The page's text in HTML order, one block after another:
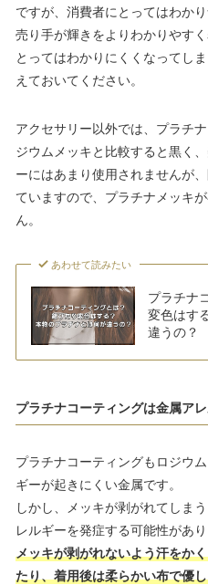
ですが、消費者にとってはわかり
売り手が輝きをよりわかりやす
とってはわかりにくくなってし
えておいてください。
アクセサリー以外では、プラチ
ジウムメッキと比較すると黒く
ーにはあまり使用されませんが
ていますので、プラチナメッキ
ん。
あわせて読みたい
プラチナ
変色はす
違うの？
プラチナコーティングは金属ア
プラチナコーティングもロジウ
ギーが起きにくい金属です。
しかし、メッキが剥がれてしま
レルギーを発症する可能性があり
メッキが剥がれないよう汗をか
たり、着用後は柔らかい布で優